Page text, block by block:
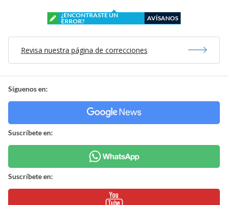
¿ENCONTRASTE UN
ERROR?
AVÍSANOS
Revisa nuestra página de correcciones
Síguenos en:
Suscríbete en:
Suscríbete en: